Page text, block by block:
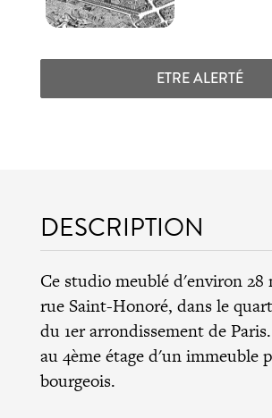
ETRE ALERTÉ
DESCRIPTION
Ce studio meublé d'environ 28
rue Saint-Honoré, dans le
du 1er arrondissement de
au 4ème étage d'un immeuble
bourgeois.